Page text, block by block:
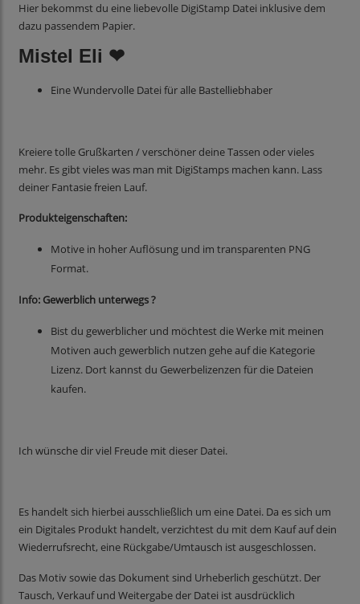
Hier bekommst du eine liebevolle DigiStamp Datei inklusive dem
dazu passendem Papier.
Mistel Eli ❤
Eine Wundervolle Datei für alle Bastelliebhaber
Kreiere tolle Grußkarten / verschöner deine Tassen oder vieles
mehr. Es gibt vieles was man mit DigiStamps machen kann. Lass
deiner Fantasie freien Lauf.
Produkteigenschaften:
Motive in hoher Auflösung und im transparenten PNG
Format.
Info: Gewerblich unterwegs ?
Bist du gewerblicher und möchtest die Werke mit meinen
Motiven auch gewerblich nutzen gehe auf die Kategorie
Lizenz. Dort kannst du Gewerbelizenzen für die Dateien
kaufen.
Ich wünsche dir viel Freude mit dieser Datei.
Es handelt sich hierbei ausschließlich um eine Datei. Da es sich um
ein Digitales Produkt handelt, verzichtest du mit dem Kauf auf dein
Wiederrufsrecht, eine Rückgabe/Umtausch ist ausgeschlossen.
Das Motiv sowie das Dokument sind Urheberlich geschützt. Der
Tausch, Verkauf und Weitergabe der Datei ist ausdrücklich